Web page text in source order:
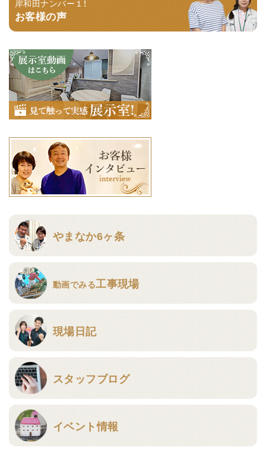
岸和田ナンバー１！
お客様の声
やまなか6ヶ条
動画でみる工事現場
現場日記
スタッフブログ
イベント情報